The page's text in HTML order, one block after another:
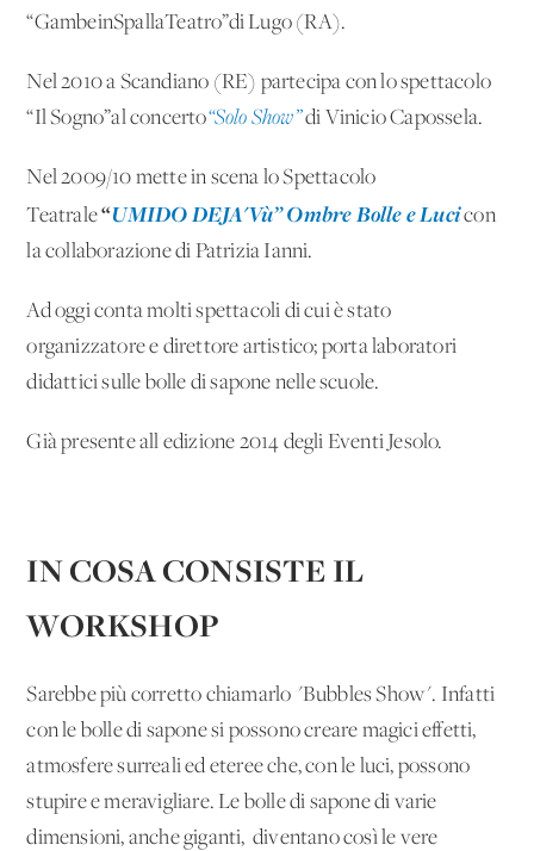
“GambeinSpallaTeatro”di Lugo (RA).
Nel 2010 a Scandiano (RE) partecipa con lo spettacolo
“Il Sogno”al concerto“Solo Show”di Vinicio Capossela.
Nel 2009/10 mette in scena lo Spettacolo
Teatrale“UMIDO DEJA'Vù” Ombre Bolle e Lucicon
la collaborazione di Patrizia Ianni.
Ad oggi conta molti spettacoli di cui è stato
organizzatore e direttore artistico; porta laboratori
didattici sulle bolle di sapone nelle scuole.
Già presente all'edizione 2014 degli Eventi Jesolo.
IN COSA CONSISTE IL
WORKSHOP
Sarebbe più corretto chiamarlo "Bubbles Show". Infatti
con le bolle di sapone si possono creare magici effetti,
atmosfere surreali ed eteree che, con le luci, possono
stupire e meravigliare. Le bolle di sapone di varie
dimensioni, anche giganti, diventano così le vere